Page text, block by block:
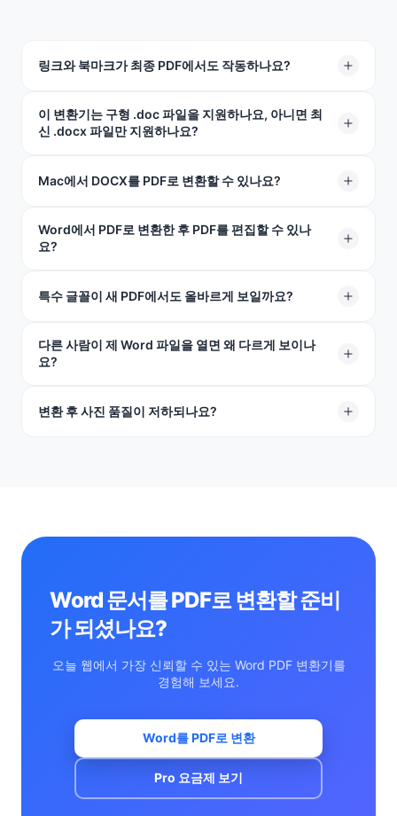
링크와 북마크가 최종 PDF에서도 작동하나요?
네! 모든 웹사이트 링크, 목차, 파일 내 다른 페이지로의 링
크가 완전히 활성화되어 클릭 가능한 상태로 유지됩니다.
이 변환기는 구형 .doc 파일을 지원하나요, 아니면 최
신 .docx 파일만 지원하나요?
둘 다 완벽하게 작동합니다! 오래된 Word 파일이든 최신
를 PDF로 변환할 수 있습니다.
Mac에서 DOCX를 PDF로 변환할 수 있나요?
네, 쉽게 가능합니다. 저희 도구는 웹 브라우저에서 완전히
실행되므로 Mac, Windows, iPhone, Android에서 완벽하
없습니다.
Word에서 PDF로 변환한 후 PDF를 편집할 수 있나
요?
PDF는 잠기도록 설계되어 있어서 쉽게 변경할 수 없습니
있다가 거기서 변경한 후 다시 변환하세요. 저희 PDF
Word 변환기를 사용하여 되돌릴 수도 있습니다.
특수 글꼴이 새 PDF에서도 올바르게 보일까요?
네. 글꼴을 파일에 직접 잠금 처리합니다. PDF를 여는 사람
은 누구나 자신의 휴대폰이나 컴퓨터에 해당 글꼴이 없더
다른 사람이 제 Word 파일을 열면 왜 다르게 보이나
요?
Word 문서는 화면 크기, 글꼴, 상대방이 사용하는 소프트
변환 후 사진 품질이 저하되나요?
Word 문서를 PDF로 변환할 준비
가 되셨나요?
오늘 웹에서 가장 신뢰할 수 있는 Word PDF 변환기를
경험해 보세요.
Word를 PDF로 변환
Pro 요금제 보기